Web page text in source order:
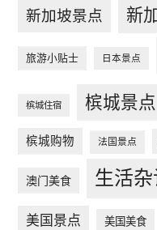
新加坡景点 新
旅游小贴士 日本景点
槟城住宿 槟城景点
槟城购物 法国景点
澳门美食 生活杂
美国景点 美国美食